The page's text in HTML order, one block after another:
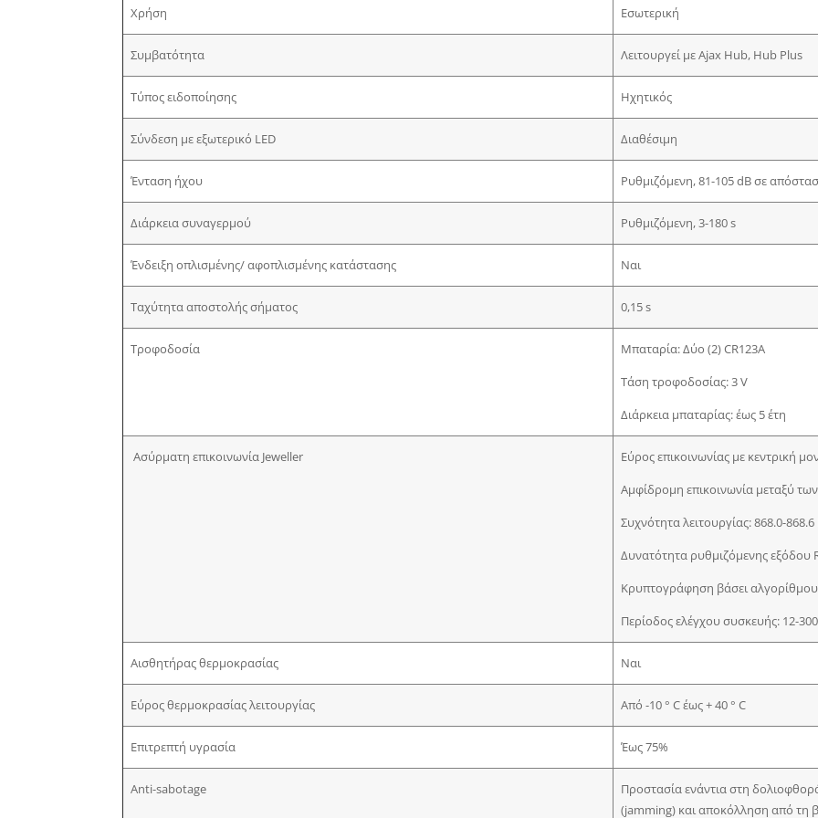
Χρήση Εσωτερική
Συμβατότητα Λειτουργεί με Ajax Hub, Hub Plus
Τύπος ειδοποίησης Ηχητικός
Σύνδεση με εξωτερικό LED Διαθέσιμη
Ένταση ήχου Ρυθμιζόμενη, 81-105 dB σε
Διάρκεια συναγερμού Ρυθμιζόμενη, 3-180 s
Ένδειξη οπλισμένης/ αφοπλισμένης κατάστασης Ναι
Ταχύτητα αποστολής σήματος 0,15 s
Τροφοδοσία
Μπαταρία: Δύο (2) CR123A
Τάση τροφοδοσίας: 3 V
Διάρκεια μπαταρίας: έως 5 έτη
Ασύρματη επικοινωνία Jeweller
Εύρος επικοινωνίας με κεντρική
Αμφίδρομη επικοινωνία μεταξύ
Συχνότητα λειτουργίας: 868.0-
Δυνατότητα ρυθμιζόμενης εξόδου
Κρυπτογράφηση βάσει αλγορίθμου
Περίοδος ελέγχου συσκευής: 12-
Αισθητήρας θερμοκρασίας Ναι
Εύρος θερμοκρασίας λειτουργίας Από -10 ° C έως + 40 ° C
Επιτρεπτή υγρασία Έως 75%
Anti-sabotage
Προστασία ενάντια στη
(jamming) και αποκόλληση από τη